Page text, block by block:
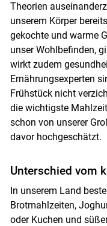
Theorien
unserem Körper
gekochte und warme
unser Wohlbefinden,
wirkt zudem
Ernährungsexperten
Frühstück nicht
die wichtigste
schon von unserer
davor hochgeschätzt.
Unterschied vom
In unserem Land
Brotmahlzeiten,
oder Kuchen und